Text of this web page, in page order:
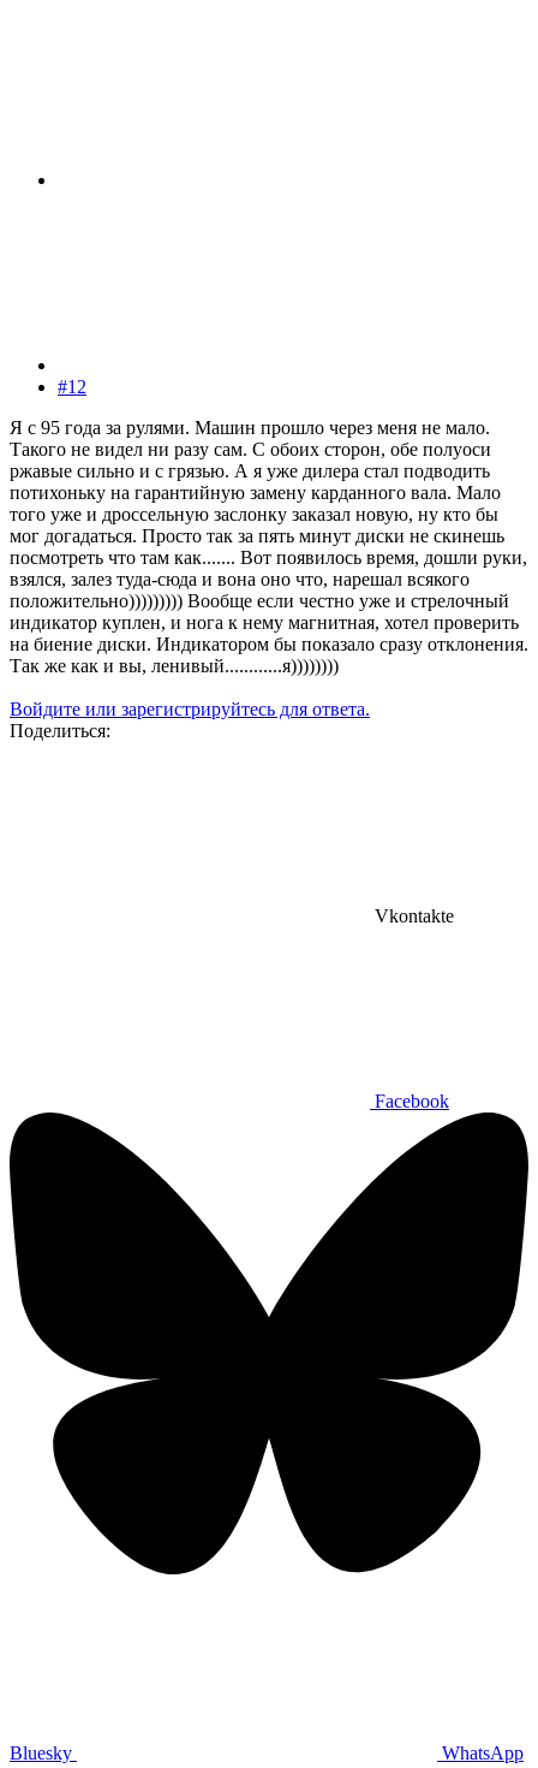
#12
Я с 95 года за рулями. Машин прошло через меня не мало.
Такого не видел ни разу сам. С обоих сторон, обе полуоси
ржавые сильно и с грязью. А я уже дилера стал подводить
потихоньку на гарантийную замену карданного вала. Мало
того уже и дроссельную заслонку заказал новую, ну кто бы
мог догадаться. Просто так за пять минут диски не скинешь
посмотреть что там как....... Вот появилось время, дошли руки,
взялся, залез туда-сюда и вона оно что, нарешал всякого
положительно))))))))) Вообще если честно уже и стрелочный
индикатор куплен, и нога к нему магнитная, хотел проверить
на биение диски. Индикатором бы показало сразу отклонения.
Так же как и вы, ленивый............я))))))))
Войдите или зарегистрируйтесь для ответа.
Поделиться:
Vkontakte
Facebook
Bluesky WhatsApp